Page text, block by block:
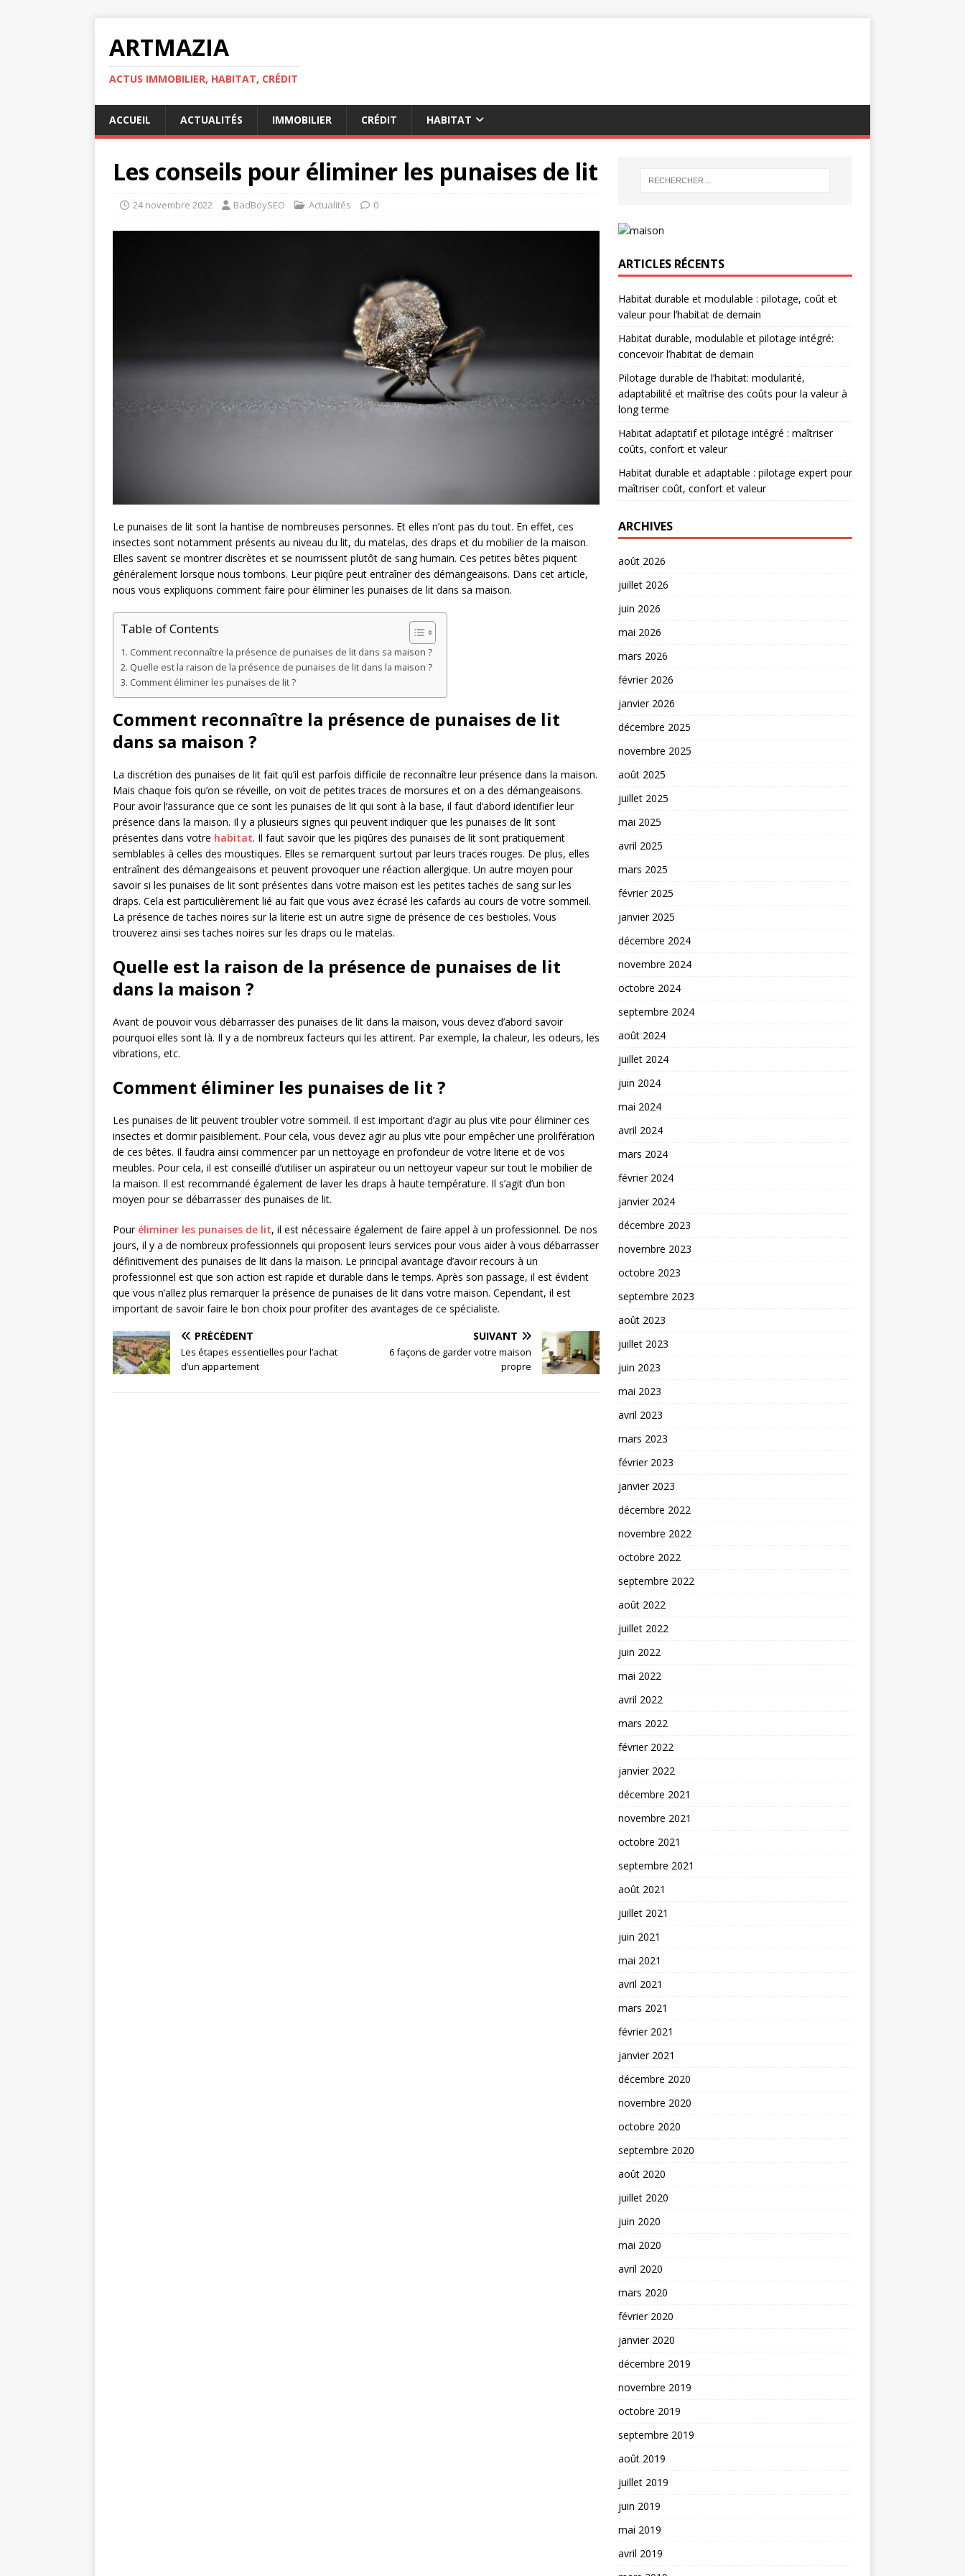
ARTMAZIA
ACTUS IMMOBILIER, HABITAT, CRÉDIT
ACCUEIL ACTUALITÉS IMMOBILIER CRÉDIT HABITAT
Les conseils pour éliminer les punaises de lit
24 novembre 2022 BadBoySEO Actualités 0
Le punaises de lit sont la hantise de nombreuses personnes. Et elles n’ont pas du tout. En effet, ces
insectes sont notamment présents au niveau du lit, du matelas, des draps et du mobilier de la maison.
Elles savent se montrer discrètes et se nourrissent plutôt de sang humain. Ces petites bêtes piquent
généralement lorsque nous tombons. Leur piqûre peut entraîner des démangeaisons. Dans cet article,
nous vous expliquons comment faire pour éliminer les punaises de lit dans sa maison.
Table of Contents
Comment reconnaître la présence de punaises de lit dans sa maison ?
Quelle est la raison de la présence de punaises de lit dans la maison ?
Comment éliminer les punaises de lit ?
Comment reconnaître la présence de punaises de lit
dans sa maison ?
La discrétion des punaises de lit fait qu’il est parfois difficile de reconnaître leur présence dans la maison.
Mais chaque fois qu’on se réveille, on voit de petites traces de morsures et on a des démangeaisons.
Pour avoir l’assurance que ce sont les punaises de lit qui sont à la base, il faut d’abord identifier leur
présence dans la maison. Il y a plusieurs signes qui peuvent indiquer que les punaises de lit sont
présentes dans votre habitat. Il faut savoir que les piqûres des punaises de lit sont pratiquement
semblables à celles des moustiques. Elles se remarquent surtout par leurs traces rouges. De plus, elles
entraînent des démangeaisons et peuvent provoquer une réaction allergique. Un autre moyen pour
savoir si les punaises de lit sont présentes dans votre maison est les petites taches de sang sur les
draps. Cela est particulièrement lié au fait que vous avez écrasé les cafards au cours de votre sommeil.
La présence de taches noires sur la literie est un autre signe de présence de ces bestioles. Vous
trouverez ainsi ses taches noires sur les draps ou le matelas.
Quelle est la raison de la présence de punaises de lit
dans la maison ?
Avant de pouvoir vous débarrasser des punaises de lit dans la maison, vous devez d’abord savoir
pourquoi elles sont là. Il y a de nombreux facteurs qui les attirent. Par exemple, la chaleur, les odeurs, les
vibrations, etc.
Comment éliminer les punaises de lit ?
Les punaises de lit peuvent troubler votre sommeil. Il est important d’agir au plus vite pour éliminer ces
insectes et dormir paisiblement. Pour cela, vous devez agir au plus vite pour empêcher une prolifération
de ces bêtes. Il faudra ainsi commencer par un nettoyage en profondeur de votre literie et de vos
meubles. Pour cela, il est conseillé d’utiliser un aspirateur ou un nettoyeur vapeur sur tout le mobilier de
la maison. Il est recommandé également de laver les draps à haute température. Il s’agit d’un bon
moyen pour se débarrasser des punaises de lit.
Pour éliminer les punaises de lit, il est nécessaire également de faire appel à un professionnel. De nos
jours, il y a de nombreux professionnels qui proposent leurs services pour vous aider à vous débarrasser
définitivement des punaises de lit dans la maison. Le principal avantage d’avoir recours à un
professionnel est que son action est rapide et durable dans le temps. Après son passage, il est évident
que vous n’allez plus remarquer la présence de punaises de lit dans votre maison. Cependant, il est
important de savoir faire le bon choix pour profiter des avantages de ce spécialiste.
PRÉCÉDENT
Les étapes essentielles pour l’achat
d’un appartement
SUIVANT
6 façons de garder votre maison
propre
ARTICLES RÉCENTS
Habitat durable et modulable : pilotage, coût et
valeur pour l’habitat de demain
Habitat durable, modulable et pilotage intégré:
concevoir l’habitat de demain
Pilotage durable de l’habitat: modularité,
adaptabilité et maîtrise des coûts pour la valeur à
long terme
Habitat adaptatif et pilotage intégré : maîtriser
coûts, confort et valeur
Habitat durable et adaptable : pilotage expert pour
maîtriser coût, confort et valeur
ARCHIVES
août 2026
juillet 2026
juin 2026
mai 2026
mars 2026
février 2026
janvier 2026
décembre 2025
novembre 2025
août 2025
juillet 2025
mai 2025
avril 2025
mars 2025
février 2025
janvier 2025
décembre 2024
novembre 2024
octobre 2024
septembre 2024
août 2024
juillet 2024
juin 2024
mai 2024
avril 2024
mars 2024
février 2024
janvier 2024
décembre 2023
novembre 2023
octobre 2023
septembre 2023
août 2023
juillet 2023
juin 2023
mai 2023
avril 2023
mars 2023
février 2023
janvier 2023
décembre 2022
novembre 2022
octobre 2022
septembre 2022
août 2022
juillet 2022
juin 2022
mai 2022
avril 2022
mars 2022
février 2022
janvier 2022
décembre 2021
novembre 2021
octobre 2021
septembre 2021
août 2021
juillet 2021
juin 2021
mai 2021
avril 2021
mars 2021
février 2021
janvier 2021
décembre 2020
novembre 2020
octobre 2020
septembre 2020
août 2020
juillet 2020
juin 2020
mai 2020
avril 2020
mars 2020
février 2020
janvier 2020
décembre 2019
novembre 2019
octobre 2019
septembre 2019
août 2019
juillet 2019
juin 2019
mai 2019
avril 2019